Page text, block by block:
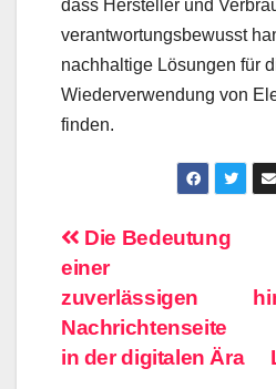
dass Hersteller und
verantwortungsbewusst
nachhaltige Lösungen für
Wiederverwendung von
finden.
Die Bedeutung
einer
zuverlässigen
Nachrichtenseite
in der digitalen Ära